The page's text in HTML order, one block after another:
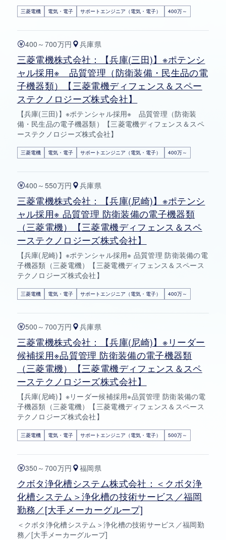
三菱電機 電気・電子 サポートエンジニア（電気・電子） 400万～
400～700万円 兵庫県
三菱電機株式会社：【兵庫(三田)】※ポテンシ
ャル採用※ 品質管理（防衛装備・民生品の電
子機器類）【三菱電機ディフェンス＆スペー
ステクノロジーズ株式会社】
【兵庫(三田)】※ポテンシャル採用※ 品質管理（防衛装
備・民生品の電子機器類）【三菱電機ディフェンス＆スペ
ーステクノロジーズ株式会社】
三菱電機 電気・電子 サポートエンジニア（電気・電子） 400万～
400～550万円 兵庫県
三菱電機株式会社：【兵庫(尼崎)】※ポテンシ
ャル採用※ 品質管理 防衛装備の電子機器類
（三菱電機）【三菱電機ディフェンス＆スペ
ーステクノロジーズ株式会社】
【兵庫(尼崎)】※ポテンシャル採用※ 品質管理 防衛装備の電
子機器類（三菱電機）【三菱電機ディフェンス＆スペース
テクノロジーズ株式会社】
三菱電機 電気・電子 サポートエンジニア（電気・電子） 400万～
500～700万円 兵庫県
三菱電機株式会社：【兵庫(尼崎)】※リーダー
候補採用※品質管理 防衛装備の電子機器類
（三菱電機）【三菱電機ディフェンス＆スペ
ーステクノロジーズ株式会社】
【兵庫(尼崎)】※リーダー候補採用※品質管理 防衛装備の電
子機器類（三菱電機）【三菱電機ディフェンス＆スペース
テクノロジーズ株式会社】
三菱電機 電気・電子 サポートエンジニア（電気・電子） 500万～
350～700万円 福岡県
クボタ浄化槽システム株式会社：＜クボタ浄
化槽システム＞浄化槽の技術サービス／福岡
勤務／[大手メーカーグループ]
＜クボタ浄化槽システム＞浄化槽の技術サービス／福岡勤
務／[大手メーカーグループ]